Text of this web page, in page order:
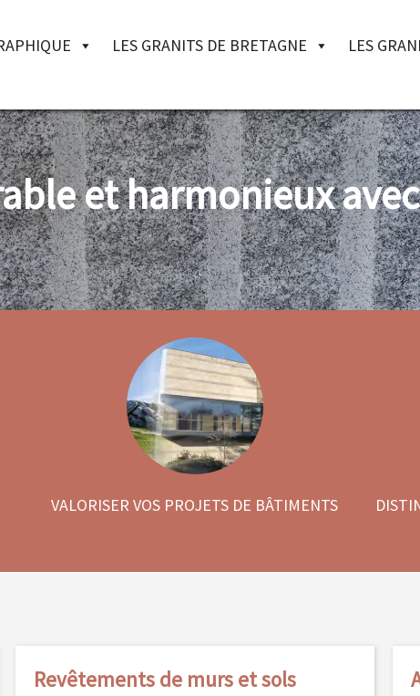
LES GRANITS DE BRETAGNE LES
et harmonieux
VALORISER VOS PROJETS DE BÂTIMENTS
Revêtements de murs et sols